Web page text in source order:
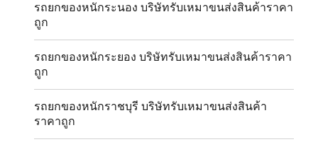
รถยกของหนักระนอง บริษัทรับเหมาขนส่งสินค้าราคา
ถูก
รถยกของหนักระยอง บริษัทรับเหมาขนส่งสินค้าราคา
ถูก
รถยกของหนักราชบุรี บริษัทรับเหมาขนส่งสินค้า
ราคาถูก